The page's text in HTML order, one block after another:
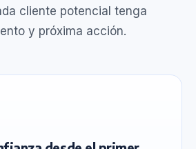
cliente potencial tenga
y próxima acción.